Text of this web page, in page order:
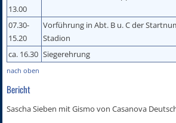
13.00
07.30-
15.20
Vorführung in Abt. B u. C der
Stadion
ca. 16.30 Siegerehrung
nach oben
Bericht
Sascha Sieben mit Gismo von Casanova